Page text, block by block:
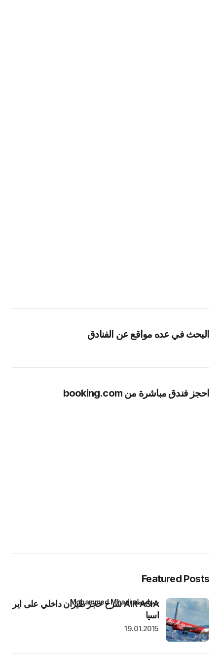
البحث في عده مواقع عن الفنادق
احجز فندق مباشرة من booking.com
Featured Posts
AIR ASIA شرح حجز طيران داخلي على اير
اسيا
بواسطة Mohammed Mhadi
19.01.2015